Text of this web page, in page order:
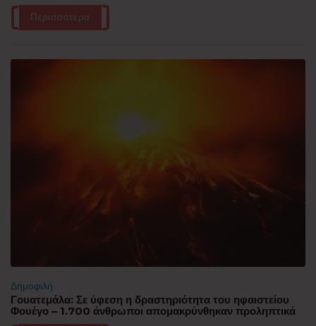
Περισσότερα
Δημοφιλή
Γουατεμάλα: Σε ύφεση η δραστηριότητα του ηφαιστείου
Φουέγο – 1.700 άνθρωποι απομακρύνθηκαν προληπτικά